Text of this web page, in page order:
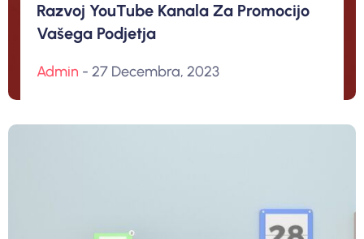
Razvoj YouTube Kanala Za Promocijo
Vašega Podjetja
Admin - 27 Decembra, 2023